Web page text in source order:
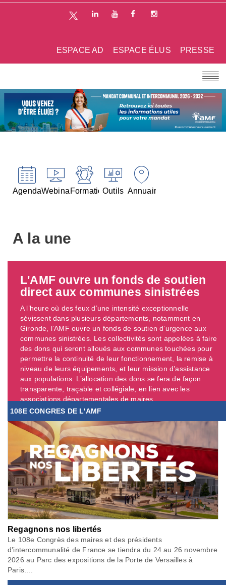
PRESSE
ESPACE ÉLUS
ESPACE AD
AgendaWebinairesFormationsOutils Annuaires
A la une
L'AMF ouvre un fonds de soutien
direct aux communes sinistrées
A l’heure où des feux d’une intensité exceptionnelle
sévissent dans plusieurs départements, notamment en
Gironde, l’AMF ouvre un fonds de soutien d’urgence aux
communes sinistrées. Les collectivités sont appelées à faire
des dons qui seront alloués aux communes touchées pour
permettre la continuité de leur fonctionnement, la remise à
niveau de leurs équipements, et leur mission d’assistance
aux populations. L’allocation des dons se fera de façon
transparente, traçable et collégiale, en lien avec les
associations départementales de maires. ...
108E CONGRES DE L'AMF
Regagnons nos libertés
Le 108e Congrès des maires et des présidents
d’intercommunalité de France se tiendra du 24 au 26 novembre
2026 au Parc des expositions de la Porte de Versailles à
Paris....